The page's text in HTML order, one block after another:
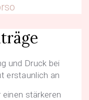
und Druck bei
erstaunlich an
stärkeren